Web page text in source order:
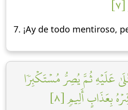
7. ¡Ay de todo mentiroso,
عَلَيۡهِ ثُمَّ يُصِرُّ مُسۡتَكۡبِرٗا
بِعَذَابٍ أَلِيمٖ [٨]